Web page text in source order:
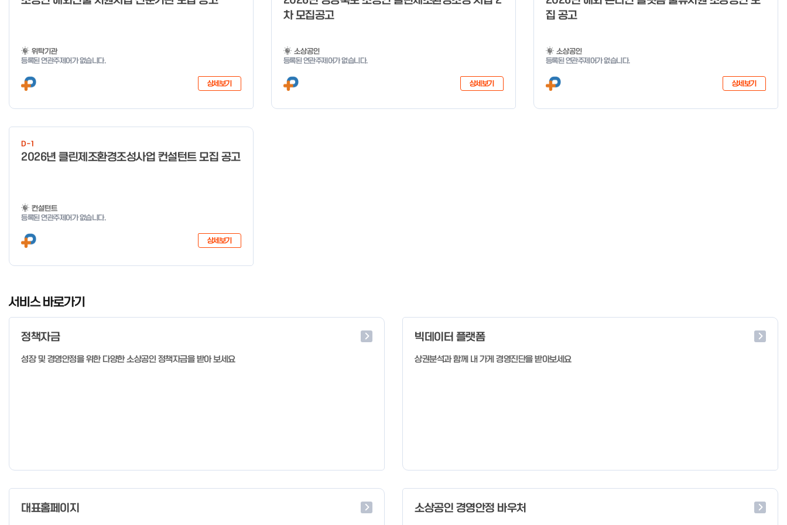
위탁기관
등록된 연관주제어가 없습니다.
상세보기
차 모집공고
소상공인
등록된 연관주제어가 없습니다.
상세보기
집 공고
소상공인
등록된 연관주제어가 없습니다.
상세보기
D-1
2026년 클린제조환경조성사업 컨설턴트 모집 공고
컨설턴트
등록된 연관주제어가 없습니다.
상세보기
서비스 바로가기
정책자금
성장 및 경영안정을 위한 다양한 소상공인 정책자금을 받아 보세요
빅데이터 플랫폼
상권분석과 함께 내 가게 경영진단을 받아보세요
대표홈페이지 소상공인 경영안정 바우처